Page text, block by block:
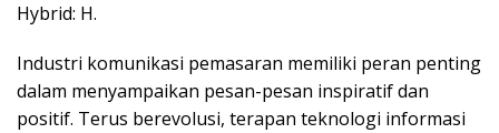
Hybrid: H.
Industri komunikasi pemasaran memiliki peran penting
dalam menyampaikan pesan-pesan inspiratif dan
positif. Terus berevolusi, terapan teknologi informasi